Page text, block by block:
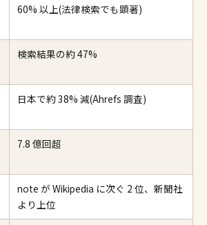
60% 以上(法律検索でも顕著)
検索結果の約 47%
日本で約 38% 減(Ahrefs 調査)
7.8 億回超
note が Wikipedia に次ぐ 2 位、新聞社
より上位